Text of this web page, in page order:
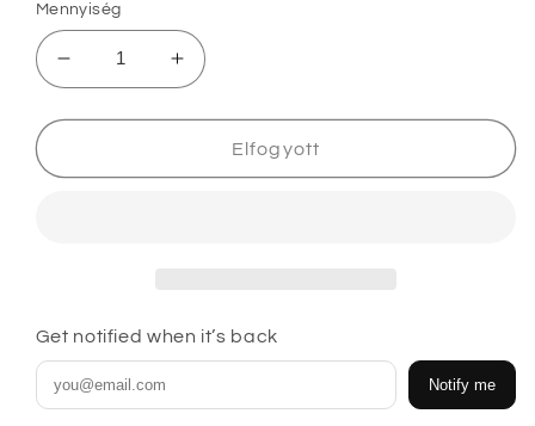
Mennyiség
Acqua
Di
Parma
Eau
Acqua
Di
Parma
Quercia
Eau
Elfogyott
Get notified when it’s back
Notify me